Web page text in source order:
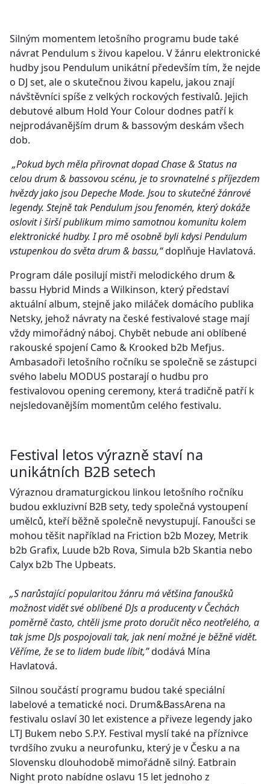
Silným momentem letošního programu bude také
návrat Pendulum s živou kapelou. V žánru elektronické
hudby jsou Pendulum unikátní především tím, že nejde
o DJ set, ale o skutečnou živou kapelu, jakou znají
návštěvníci spíše z velkých rockových festivalů. Jejich
debutové album Hold Your Colour dodnes patří k
nejprodávanějším drum & bassovým deskám všech
dob.
„Pokud bych měla přirovnat dopad Chase & Status na
celou drum & bassovou scénu, je to srovnatelné s příjezdem
hvězdy jako jsou Depeche Mode. Jsou to skutečné žánrové
legendy. Stejně tak Pendulum jsou fenomén, který dokáže
oslovit i širší publikum mimo samotnou komunitukolem
elektronické hudby. I pro mě osobně byli kdysi Pendulum
vstupenkou do světa drum & bassu,“doplňuje Havlatová.
Program dále posilují mistři melodického drum &
bassu Hybrid Minds a Wilkinson, který představí
aktuální album, stejně jako miláček domácího publika
Netsky, jehož návraty na české festivalové stage mají
vždy mimořádný náboj. Chybět nebude ani oblíbené
rakouské spojení Camo & Krooked b2b Mefjus.
Ambasadoři letošního ročníku se společně se zástupci
svého labelu MODUS postarají o hudbu pro
festivalovou opening ceremony, která tradičně patří k
nejsledovanějším momentům celého festivalu.
Festival letos výrazně staví na
unikátních B2B setech
Výraznou dramaturgickou linkou letošního ročníku
budou exkluzivní B2B sety, tedy společná vystoupení
umělců, kteří běžně společně nevystupují. Fanoušci se
mohou těšit například na Friction b2b Mozey, Metrik
b2b Grafix, Luude b2b Rova, Simula b2b Skantia nebo
Calyx b2b The Upbeats.
„S narůstající popularitou žánru má většina fanoušků
možnost vidět své oblíbené DJs a producenty v Čechách
poměrně často, chtěli jsme proto doručit něco neotřelého, a
tak jsme DJs pospojovali tak, jak není možné je běžně vidět.
Věříme, že se to lidem bude líbit,”dodává Mína
Havlatová.
Silnou součástí programu budou také speciální
labelové a tematické noci. Drum&BassArena na
festivalu oslaví 30 let existence a přiveze legendy jako
LTJ Bukem nebo S.P.Y. Festival myslí také na příznivce
tvrdšího zvuku a neurofunku, který je v Česku a na
Slovensku dlouhodobě mimořádně silný. Eatbrain
Night proto nabídne oslavu 15 let jednoho z